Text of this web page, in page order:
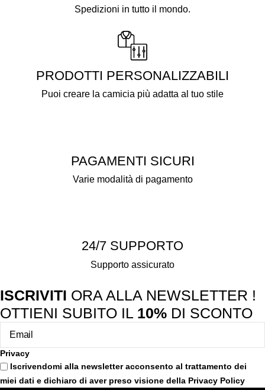
Spedizioni in tutto il mondo.
PRODOTTI PERSONALIZZABILI
Puoi creare la camicia più adatta al tuo stile
PAGAMENTI SICURI
Varie modalità di pagamento
24/7 SUPPORTO
Supporto assicurato
ISCRIVITI ORA ALLA NEWSLETTER !
OTTIENI SUBITO IL 10% DI SCONTO
Privacy
Iscrivendomi alla newsletter acconsento al trattamento dei
miei dati e dichiaro di aver preso visione della Privacy Policy